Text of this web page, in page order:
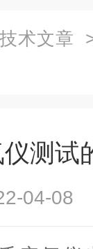
技术文章
测试
04-